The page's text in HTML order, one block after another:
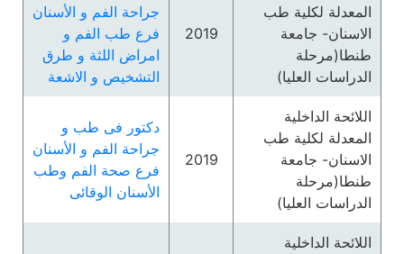
المعدلة لكلية طب
الاسنان- جامعة
طنطا(مرحلة
الدراسات العليا)
2019
جراحة الفم و الأسنان
فرع طب الفم و
امراض اللثة و طرق
التشخيص و الاشعة
اللائحة الداخلية
المعدلة لكلية طب
الاسنان- جامعة
طنطا(مرحلة
الدراسات العليا)
2019
دكتور فى طب و
جراحة الفم و الأسنان
فرع صحة الفم وطب
الأسنان الوقائى
اللائحة الداخلية